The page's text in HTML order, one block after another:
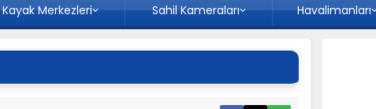
Kayak Merkezleri Sahil Kameraları Havalimanları